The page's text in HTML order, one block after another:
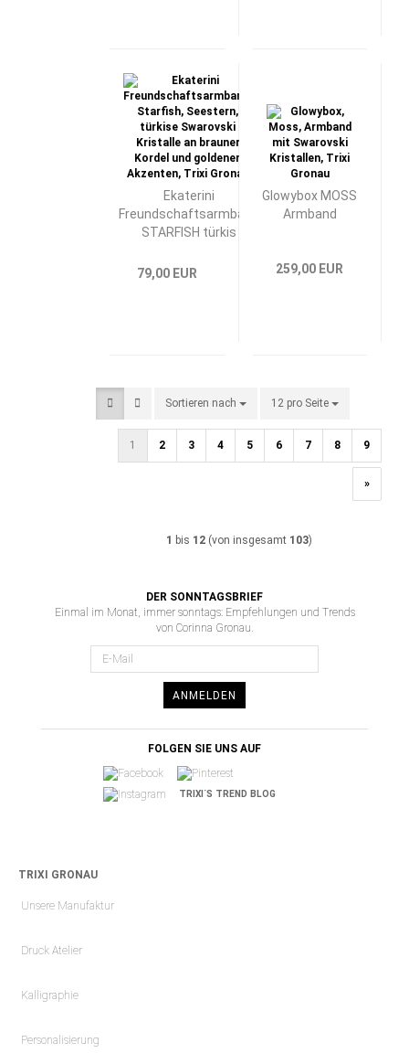
Ekaterini
Freundschaftsarmband
STARFISH türkis
79,00 EUR
Glowybox MOSS
Armband
259,00 EUR
Sortieren nach
Sortieren nach 12 pro Seite
pro Seite
1 2 3 4 5 6 7 8 9
»
1 bis 12(von insgesamt 103)
DER SONNTAGSBRIEF
Einmal im Monat, immer sonntags: Empfehlungen und Trends
von Corinna Gronau.
ANMELDEN
FOLGEN SIE UNS AUF
TRIXI´S TREND BLOG
TRIXI GRONAU
Unsere Manufaktur
Druck Atelier
Kalligraphie
Personalisierung